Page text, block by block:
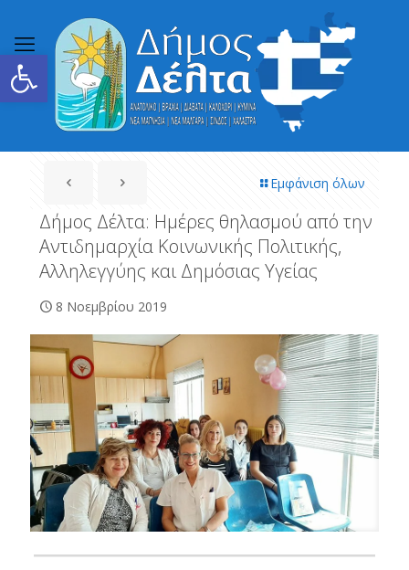
Ανοίξτε τη γραμμή εργαλείων
Εμφάνιση όλων
Δήμος Δέλτα: Ημέρες θηλασμού από την
Αντιδημαρχία Κοινωνικής Πολιτικής,
Αλληλεγγύης και Δημόσιας Υγείας
8 Νοεμβρίου 2019